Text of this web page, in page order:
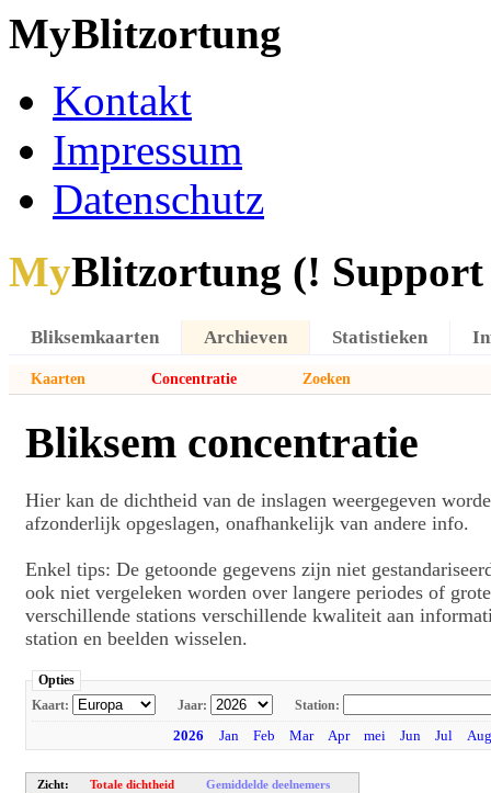
MyBlitzortung
Kontakt
Impressum
Datenschutz
MyBlitzortung (! Support
Bliksemkaarten Archieven Statistieken
Kaarten Concentratie Zoeken
Bliksem concentratie
Hier kan de dichtheid van de inslagen weergegeven
afzonderlijk opgeslagen, onafhankelijk van andere info.
Enkel tips: De getoonde gegevens zijn niet
ook niet vergeleken worden over langere periodes of
verschillende stations verschillende kwaliteit aan
station en beelden wisselen.
Opties
Kaart:
Jaar: Station:
2026 Jan Feb Mar Apr mei Jun Jul Aug
Zicht: Totale dichtheid Gemiddelde deelnemers